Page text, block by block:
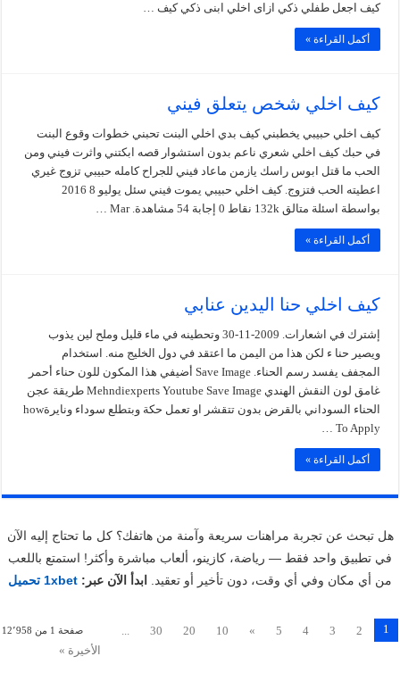
كيف اجعل طفلي ذكي ازاى اخلي ابنى ذكي كيف …
أكمل القراءة »
كيف اخلي شخص يتعلق فيني
كيف اخلي حبيبي يخطبني كيف بدي اخلي البنت تحبني خطوات وقوع البنت
في حبك كيف اخلي شعري ناعم بدون استشوار قصه ابكتني واثرت فيني ومن
الحب ما قتل ابوس راسك يازمن ماعاد فيني للجراح كامله حبيبي تزوج غيري
اعطيته الحب فتزوج. كيف اخلي حبيبي يموت فيني سئل يوليو 8 2016
بواسطة اسئلة متالق 132k نقاط 0 إجابة 54 مشاهدة. Mar …
أكمل القراءة »
كيف اخلي حنا اليدين عنابي
إشترك في اشعارات. 2009-11-30 وتحطينه في ماء قليل وملح لين يذوب
ويصير حنا ء لكن هذا من اليمن ما اعتقد في دول الخليج منه. استخدام
المجفف يفسد رسم الحناء. Save Image أضيفي هذا المكون للون حناء أحمر
غامق لون النقش الهندي Mehndiexperts Youtube Save Image طريقة عجن
الحناء السوداني بالقرض بدون تتقشر او تعمل حكة وبتطلع سوداء ونايرةhow
To Apply …
أكمل القراءة »
هل تبحث عن تجربة مراهنات سريعة وآمنة من هاتفك؟ كل ما تحتاج إليه الآن
في تطبيق واحد فقط — رياضة، كازينو، ألعاب مباشرة وأكثر! استمتع باللعب
من أي مكان وفي أي وقت، دون تأخير أو تعقيد.
ابدأ الآن عبر: 1xbet تحميل
صفحة 1 من 12٬958 1
2
3
4
5
»
10
20
30
...
الأخيرة »